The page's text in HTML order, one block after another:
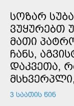
ᲡᲝᲖᲐᲠ
ᲕᲣᲧᲣᲠᲔᲑᲗ
ᲛᲐᲗᲘ
ᲩᲐᲜᲡ,
ᲓᲐᲙᲕᲔᲗᲐ,
3 ᲡᲐᲐᲗᲘᲡ ᲬᲘᲜ